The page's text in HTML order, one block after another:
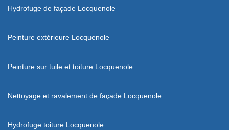
Hydrofuge de façade Locquenole
Peinture extérieure Locquenole
Peinture sur tuile et toiture Locquenole
Nettoyage et ravalement de façade Locquenole
Hydrofuge toiture Locquenole